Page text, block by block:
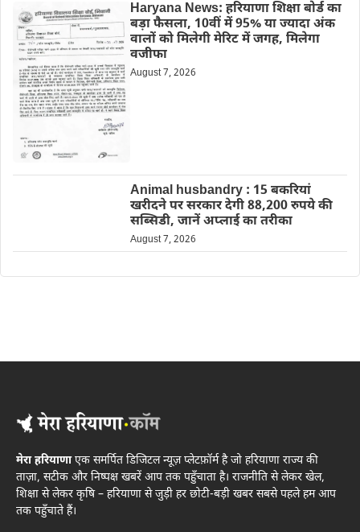
Haryana News: हरियाणा शिक्षा बोर्ड का
बड़ा फैसला, 10वीं में 95% या ज्यादा अंक
वालों को मिलेगी मेरिट में जगह, मिलेगा
वजीफा
August 7, 2026
Animal husbandry : 15 बकरियां
खरीदने पर सरकार देगी 88,200 रुपये की
सब्सिडी, जानें अप्लाई का तरीका
August 7, 2026
मेरा हरियाणाएक समर्पित डिजिटल न्यूज़ प्लेटफ़ॉर्म है जो हरियाणा राज्य की
ताज़ा, सटीक और निष्पक्ष खबरें आप तक पहुँचाता है। राजनीति से लेकर खेल,
शिक्षा से लेकर कृषि – हरियाणा से जुड़ी हर छोटी-बड़ी खबर सबसे पहले हम आप
तक पहुँचाते हैं।